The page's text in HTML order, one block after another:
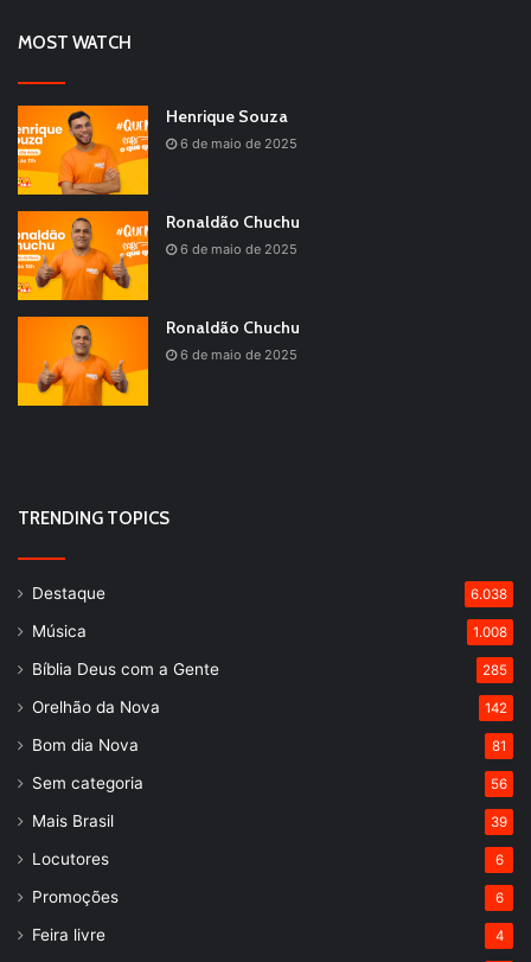
MOST WATCH
Henrique Souza
6 de maio de 2025
Ronaldão Chuchu
6 de maio de 2025
Ronaldão Chuchu
6 de maio de 2025
TRENDING TOPICS
Destaque 6.038
Música 1.008
Bíblia Deus com a Gente 285
Orelhão da Nova 142
Bom dia Nova 81
Sem categoria 56
Mais Brasil 39
Locutores 6
Promoções 6
Feira livre 4